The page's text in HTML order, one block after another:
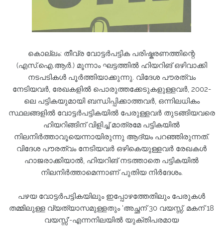
കൊല്ലം: തീവ്ര വോട്ടർപട്ടിക പരിഷ്കരണത്തിന്റെ
(എസ്.ഐ.ആർ.) മൂന്നാം ഘട്ടത്തിൽ ഹിയറിങ് ഒഴിവാക്കി
നടപടികൾ പൂർത്തിയാക്കുന്നു. വിദേശ പൗരത്വം
നേടിയവർ, രേഖകളിൽ പൊരുത്തക്കേടുകളുള്ളവർ, 2002-
ലെ പട്ടികയുമായി ബന്ധിപ്പിക്കാത്തവർ, ഒന്നിലധികം
സ്ഥലങ്ങളിൽ വോട്ടർപട്ടികയിൽ പേരുള്ളവർ തുടങ്ങിയവരെ
ഹിയറിങ്ങിന് വിളിച്ച് മാത്രമേ പട്ടികയിൽ
നിലനിർത്താവൂയെന്നായിരുന്നു ആദ്യം പറഞ്ഞിരുന്നത്.
വിദേശ പൗരത്വം നേടിയവർ ഒഴികെയുള്ളവർ രേഖകൾ
ഹാജരാക്കിയാൽ, ഹിയറിങ് നടത്താതെ പട്ടികയിൽ
നിലനിർത്താമെന്നാണ് പുതിയ നിർദേശം.
പഴയ വോട്ടർപട്ടികയിലും ഇപ്പോഴത്തേതിലും പേരുകൾ
തമ്മിലുള്ള വ്യത്യാസമുള്ളതും 'അച്ഛന് 30 വയസ്സ്, മകന് 18
വയസ്സ്'-എന്നനിലയിൽ യുക്തിപരമായ